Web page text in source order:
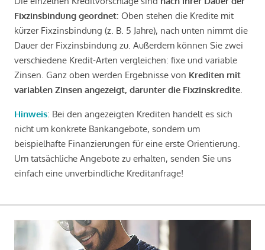
Fixzinsbindung geordnet: Oben stehen die Kredite mit
kürzer Fixzinsbindung (z. B. 5 Jahre), nach unten nimmt die
Dauer der Fixzinsbindung zu. Außerdem können Sie zwei
verschiedene Kredit-Arten vergleichen: fixe und variable
Zinsen. Ganz oben werden Ergebnisse von Krediten mit
variablen Zinsen angezeigt, darunter die Fixzinskredite
Hinweis: Bei den angezeigten Krediten handelt es sich
nicht um konkrete Bankangebote, sondern um
beispielhafte Finanzierungen für eine erste Orientierung.
Um tatsächliche Angebote zu erhalten, senden Sie uns
einfach eine unverbindliche Kreditanfrage!